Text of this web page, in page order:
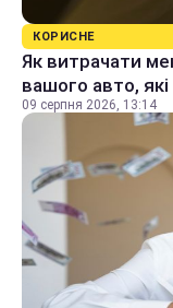
КОРИСНЕ
Як витрачати
вашого авто,
09 серпня 2026, 13:14